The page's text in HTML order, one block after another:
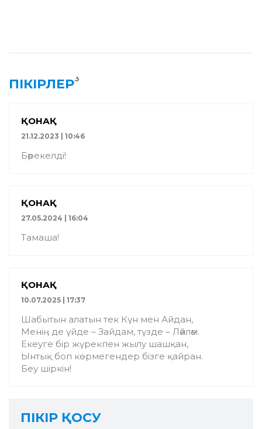
ПІКІРЛЕР3
ҚОНАҚ
21.12.2023 | 10:46
Бәрекелді!
ҚОНАҚ
27.05.2024 | 16:04
Тамаша!
ҚОНАҚ
10.07.2025 | 17:37
Шабытын алатын тек Күн мен Айдан,
Менің де үйде – Зайдам, түзде – Ләйләм.
Екеуге бір жүрекпен жылу шашқан,
Ынтық боп көрмегендер бізге қайран.
Беу шіркін!
ПІКІР ҚОСУ